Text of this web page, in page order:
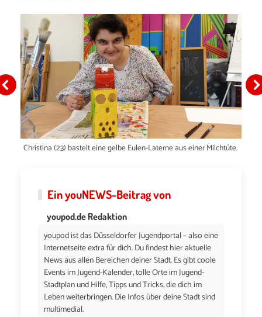
Christina (23) bastelt eine gelbe Eulen-Laterne aus einer Milchtüte.
EinyouNEWS-Beitrag von
youpod.de Redaktion
youpod ist das Düsseldorfer Jugendportal – also eine
Internetseite extra für dich. Du findest hier aktuelle
News aus allen Bereichen deiner Stadt. Es gibt coole
Events im Jugend-Kalender, tolle Orte im Jugend-
Stadtplan und Hilfe, Tipps und Tricks, die dich im
Leben weiterbringen. Die Infos über deine Stadt sind
multimedial.